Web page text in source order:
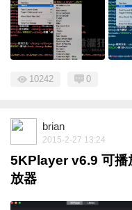
10242 0
brian
2015-2-27 13:24
5KPlayer v6.9 可播
放器